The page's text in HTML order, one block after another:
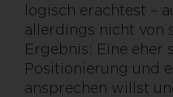
logisch erachtest –
allerdings nicht von
Ergebnis: Eine eher
Positionierung und
ansprechen willst